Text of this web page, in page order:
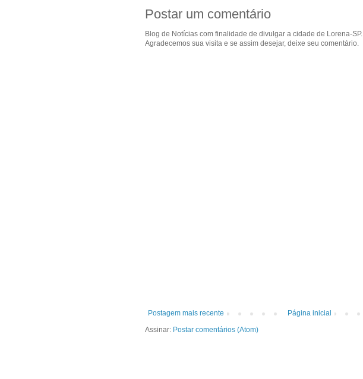
Postar um comentário
Blog de Notícias com finalidade de divulgar a cidade de Lorena-SP.
Agradecemos sua visita e se assim desejar, deixe seu comentário.
Postagem mais recente
Página inicial
Assinar: Postar comentários (Atom)